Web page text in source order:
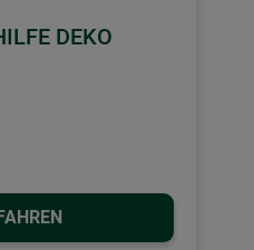
DEKO